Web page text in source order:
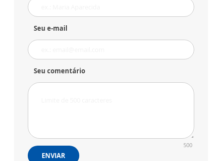
Seu e-mail
Seu comentário
500
ENVIAR